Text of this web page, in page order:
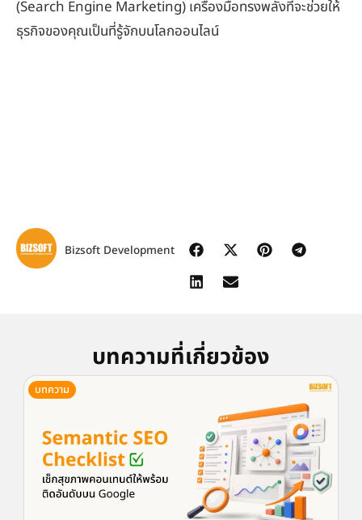
(Search Engine Marketing) เครื่องมือทรงพลังที่จะช่วยให้
ธุรกิจของคุณเป็นที่รู้จักบนโลกออนไลน์
Bizsoft Development
บทความที่เกี่ยวข้อง
บทความ